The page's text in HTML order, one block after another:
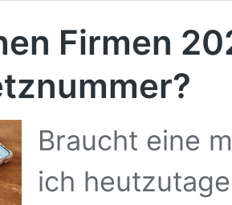
Firmen
Braucht eine
ich